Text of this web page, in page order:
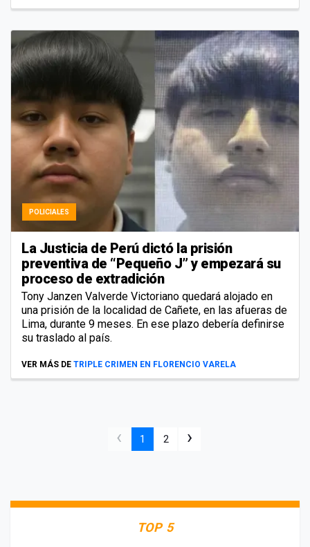
POLICIALES
La Justicia de Perú dictó la prisión
preventiva de “Pequeño J” y empezará su
proceso de extradición
Tony Janzen Valverde Victoriano quedará alojado en
una prisión de la localidad de Cañete, en las afueras de
Lima, durante 9 meses. En ese plazo debería definirse
su traslado al país.
VER MÁS DE TRIPLE CRIMEN EN FLORENCIO VARELA
‹ 1 2 ›
TOP 5